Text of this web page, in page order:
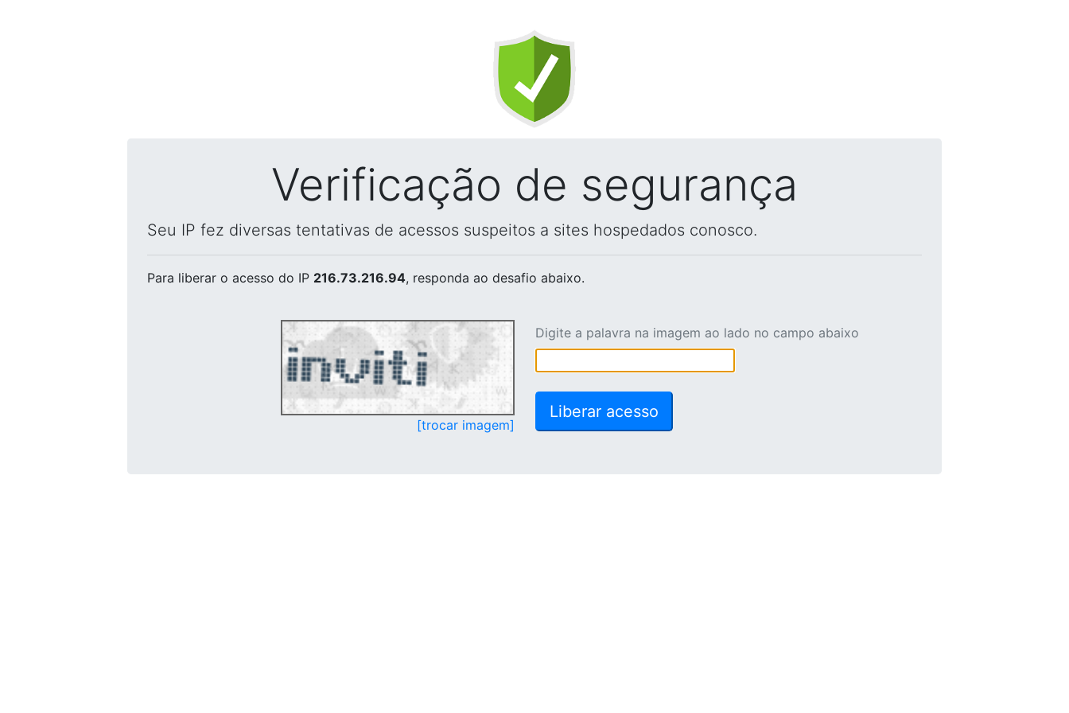
Verificação de segurança
Seu IP fez diversas tentativas de acessos suspeitos a sites hospedados conosco.
Para liberar o acesso do IP 216.73.216.94, responda ao desafio abaixo.
[trocar imagem]
Digite a palavra na imagem ao lado no campo abaixo